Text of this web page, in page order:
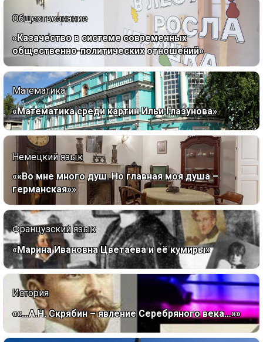
Обществознание
«Казачество в системе современных
общественно-политических отношений»
Математика
«Математика среди картин Ильи Глазунова»
Немецкий язык
««Во мне много душ. Но главная моя душа –
германская»»
Французский язык
«Марина Ивановна Цветаева и её кумиры»
История
««...А.Н. Скрябин – явление Серебряного века…»»